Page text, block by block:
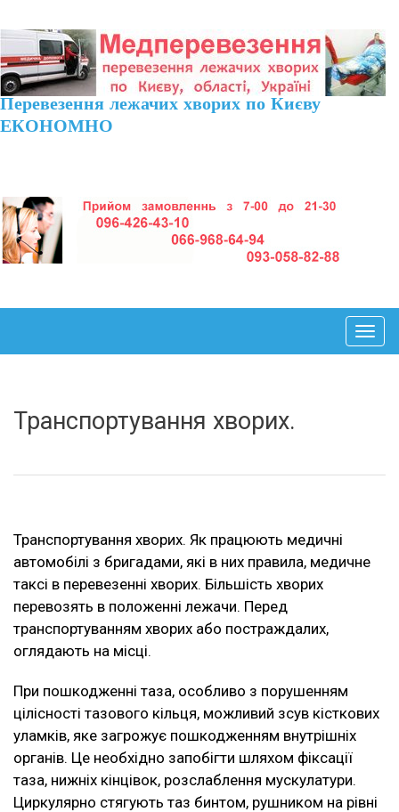
Перевезення лежачих хворих по Києву
ЕКОНОМНО
Транспортування хворих.
Транспортування хворих. Як працюють медичні
автомобілі з бригадами, які в них правила, медичне
таксі в перевезенні хворих. Більшість хворих
перевозять в положенні лежачи. Перед
транспортуванням хворих або постраждалих,
оглядають на місці.
При пошкодженні таза, особливо з порушенням
цілісності тазового кільця, можливий зсув кісткових
уламків, яке загрожує пошкодженням внутрішніх
органів. Це необхідно запобігти шляхом фіксації
таза, нижніх кінцівок, розслаблення мускулатури.
Циркулярно стягують таз бинтом, рушником на рівні